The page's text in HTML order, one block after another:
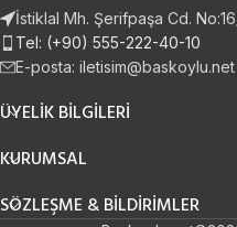
İstiklal Mh. Şerifpaşa Cd.
Tel: (+90) 555-222-40-10
E-posta: iletisim@baskoylu.net
ÜYELIK BILGILERI
KURUMSAL
SÖZLEŞME & BILDIRIMLER